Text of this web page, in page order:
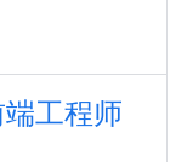
工程师